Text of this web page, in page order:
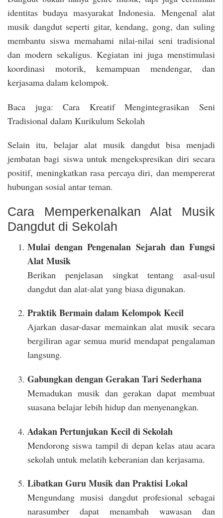
identitas budaya masyarakat Indonesia. Mengenal alat
musik dangdut seperti gitar, kendang, gong, dan suling
membantu siswa memahami nilai-nilai seni tradisional
dan modern sekaligus. Kegiatan ini juga menstimulasi
koordinasi motorik, kemampuan mendengar, dan
kerjasama dalam kelompok.
Baca juga: Cara Kreatif Mengintegrasikan Seni
Tradisional dalam Kurikulum Sekolah
Selain itu, belajar alat musik dangdut bisa menjadi
jembatan bagi siswa untuk mengekspresikan diri secara
positif, meningkatkan rasa percaya diri, dan mempererat
hubungan sosial antar teman.
Cara Memperkenalkan Alat Musik
Dangdut di Sekolah
Mulai dengan Pengenalan Sejarah dan Fungsi
Alat Musik
Berikan penjelasan singkat tentang asal-usul
dangdut dan alat-alat yang biasa digunakan.
Praktik Bermain dalam Kelompok Kecil
Ajarkan dasar-dasar memainkan alat musik secara
bergiliran agar semua murid mendapat pengalaman
langsung.
Gabungkan dengan Gerakan Tari Sederhana
Memadukan musik dan gerakan dapat membuat
suasana belajar lebih hidup dan menyenangkan.
Adakan Pertunjukan Kecil di Sekolah
Mendorong siswa tampil di depan kelas atau acara
sekolah untuk melatih keberanian dan kerjasama.
Libatkan Guru Musik dan Praktisi Lokal
Mengundang musisi dangdut profesional sebagai
narasumber dapat menambah wawasan dan